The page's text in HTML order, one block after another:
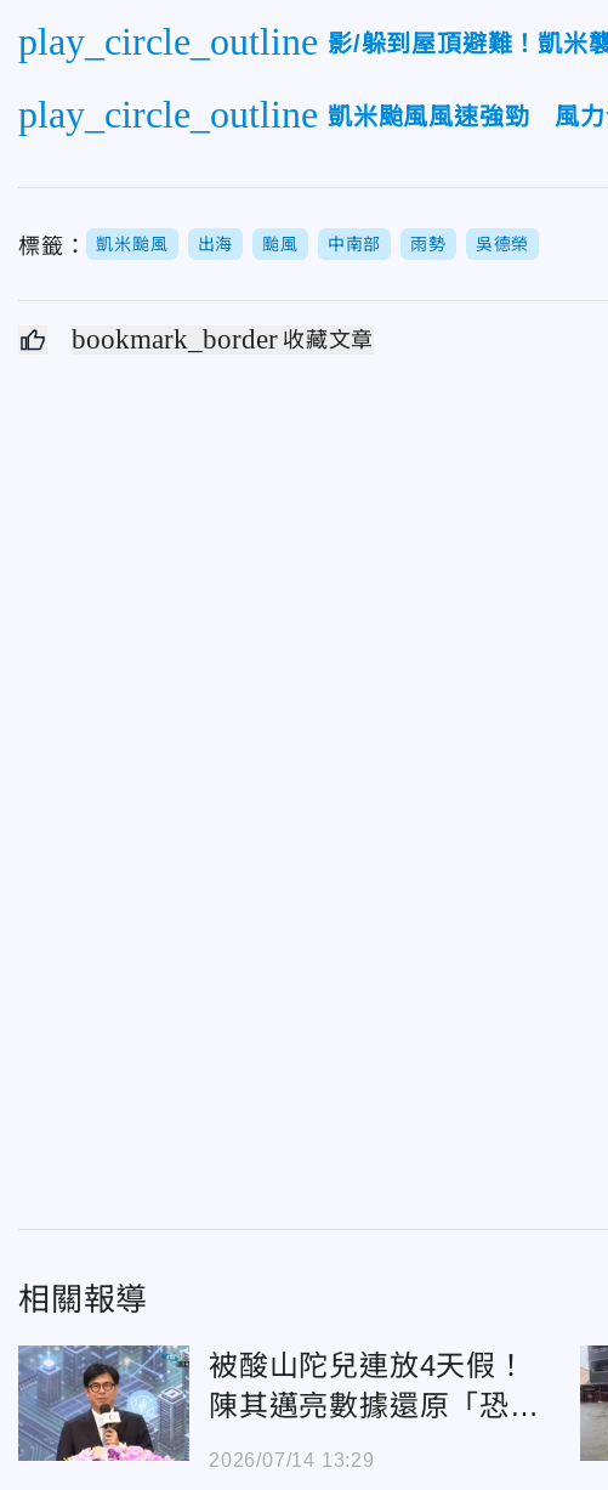
play_circle_outline 影/躲到屋頂避難！凱米
play_circle_outline 凱米颱風風速強勁 風力
標籤： 凱米颱風 出海 颱風 中南部 雨勢 吳德榮
bookmark_border 收藏文章
相關報導
被酸山陀兒連放4天假！
陳其邁亮數據還原「恐怖
災情」坦言：做決定常睡
2026/07/14 13:29